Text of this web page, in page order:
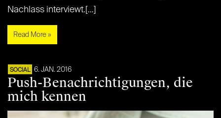
Nachlass interviewt.[…]
Read More »
SOCIAL 6. JAN. 2016
Push-Benachrichtigungen, die
mich kennen